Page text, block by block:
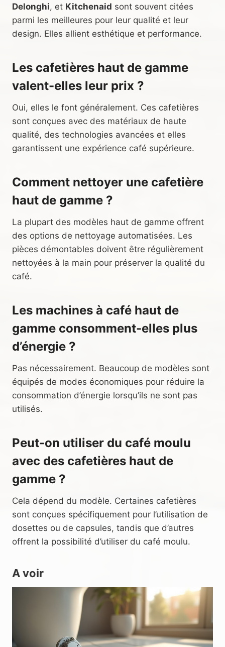
Delonghi, et Kitchenaid sont souvent citées
parmi les meilleures pour leur qualité et leur
design. Elles allient esthétique et performance.
Les cafetières haut de gamme
valent-elles leur prix ?
Oui, elles le font généralement. Ces cafetières
sont conçues avec des matériaux de haute
qualité, des technologies avancées et elles
garantissent une expérience café supérieure.
Comment nettoyer une cafetière
haut de gamme ?
La plupart des modèles haut de gamme offrent
des options de nettoyage automatisées. Les
pièces démontables doivent être régulièrement
nettoyées à la main pour préserver la qualité du
café.
Les machines à café haut de
gamme consomment-elles plus
d’énergie ?
Pas nécessairement. Beaucoup de modèles sont
équipés de modes économiques pour réduire la
consommation d’énergie lorsqu’ils ne sont pas
utilisés.
Peut-on utiliser du café moulu
avec des cafetières haut de
gamme ?
Cela dépend du modèle. Certaines cafetières
sont conçues spécifiquement pour l’utilisation de
dosettes ou de capsules, tandis que d’autres
offrent la possibilité d’utiliser du café moulu.
A voir